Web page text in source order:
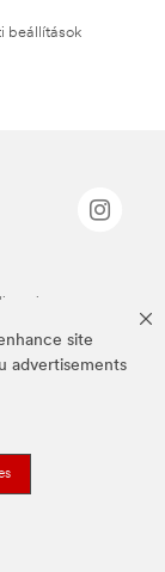
site
advertisements
beállítások